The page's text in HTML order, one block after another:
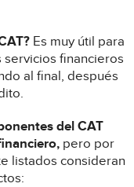
Es muy útil para
financieros
al final, después
del CAT
pero por
listados consideran